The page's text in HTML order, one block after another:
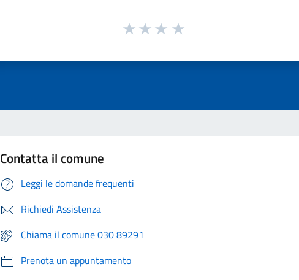
Contatta il comune
Leggi le domande frequenti
Richiedi Assistenza
Chiama il comune 030 89291
Prenota un appuntamento